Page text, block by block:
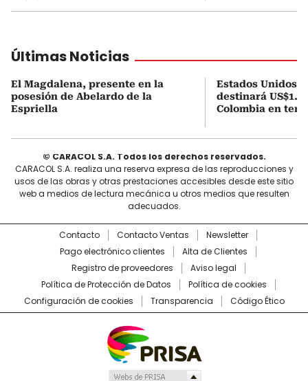
Últimas Noticias
El Magdalena, presente en la
posesión de Abelardo de la
Espriella
Estados Unidos
destinará
Colombia en
© CARACOL S.A. Todos los derechos reservados.
CARACOL S.A. realiza una reserva expresa de las reproducciones y
usos de las obras y otras prestaciones accesibles desde este sitio
web a medios de lectura mecánica u otros medios que resulten
adecuados.
Contacto Contacto Ventas
Newsletter
Pago electrónico clientes
Alta de Clientes
Registro de proveedores
Aviso legal
Política de Protección de Datos
Política de cookies
Configuración de cookies
Transparencia Código Ético